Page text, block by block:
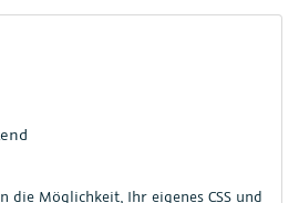
die Möglichkeit, Ihr eigenes CSS und